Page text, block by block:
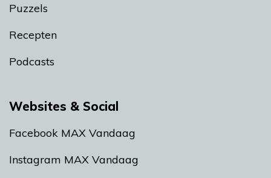
Puzzels
Recepten
Podcasts
Websites & Social
Facebook MAX Vandaag
Instagram MAX Vandaag